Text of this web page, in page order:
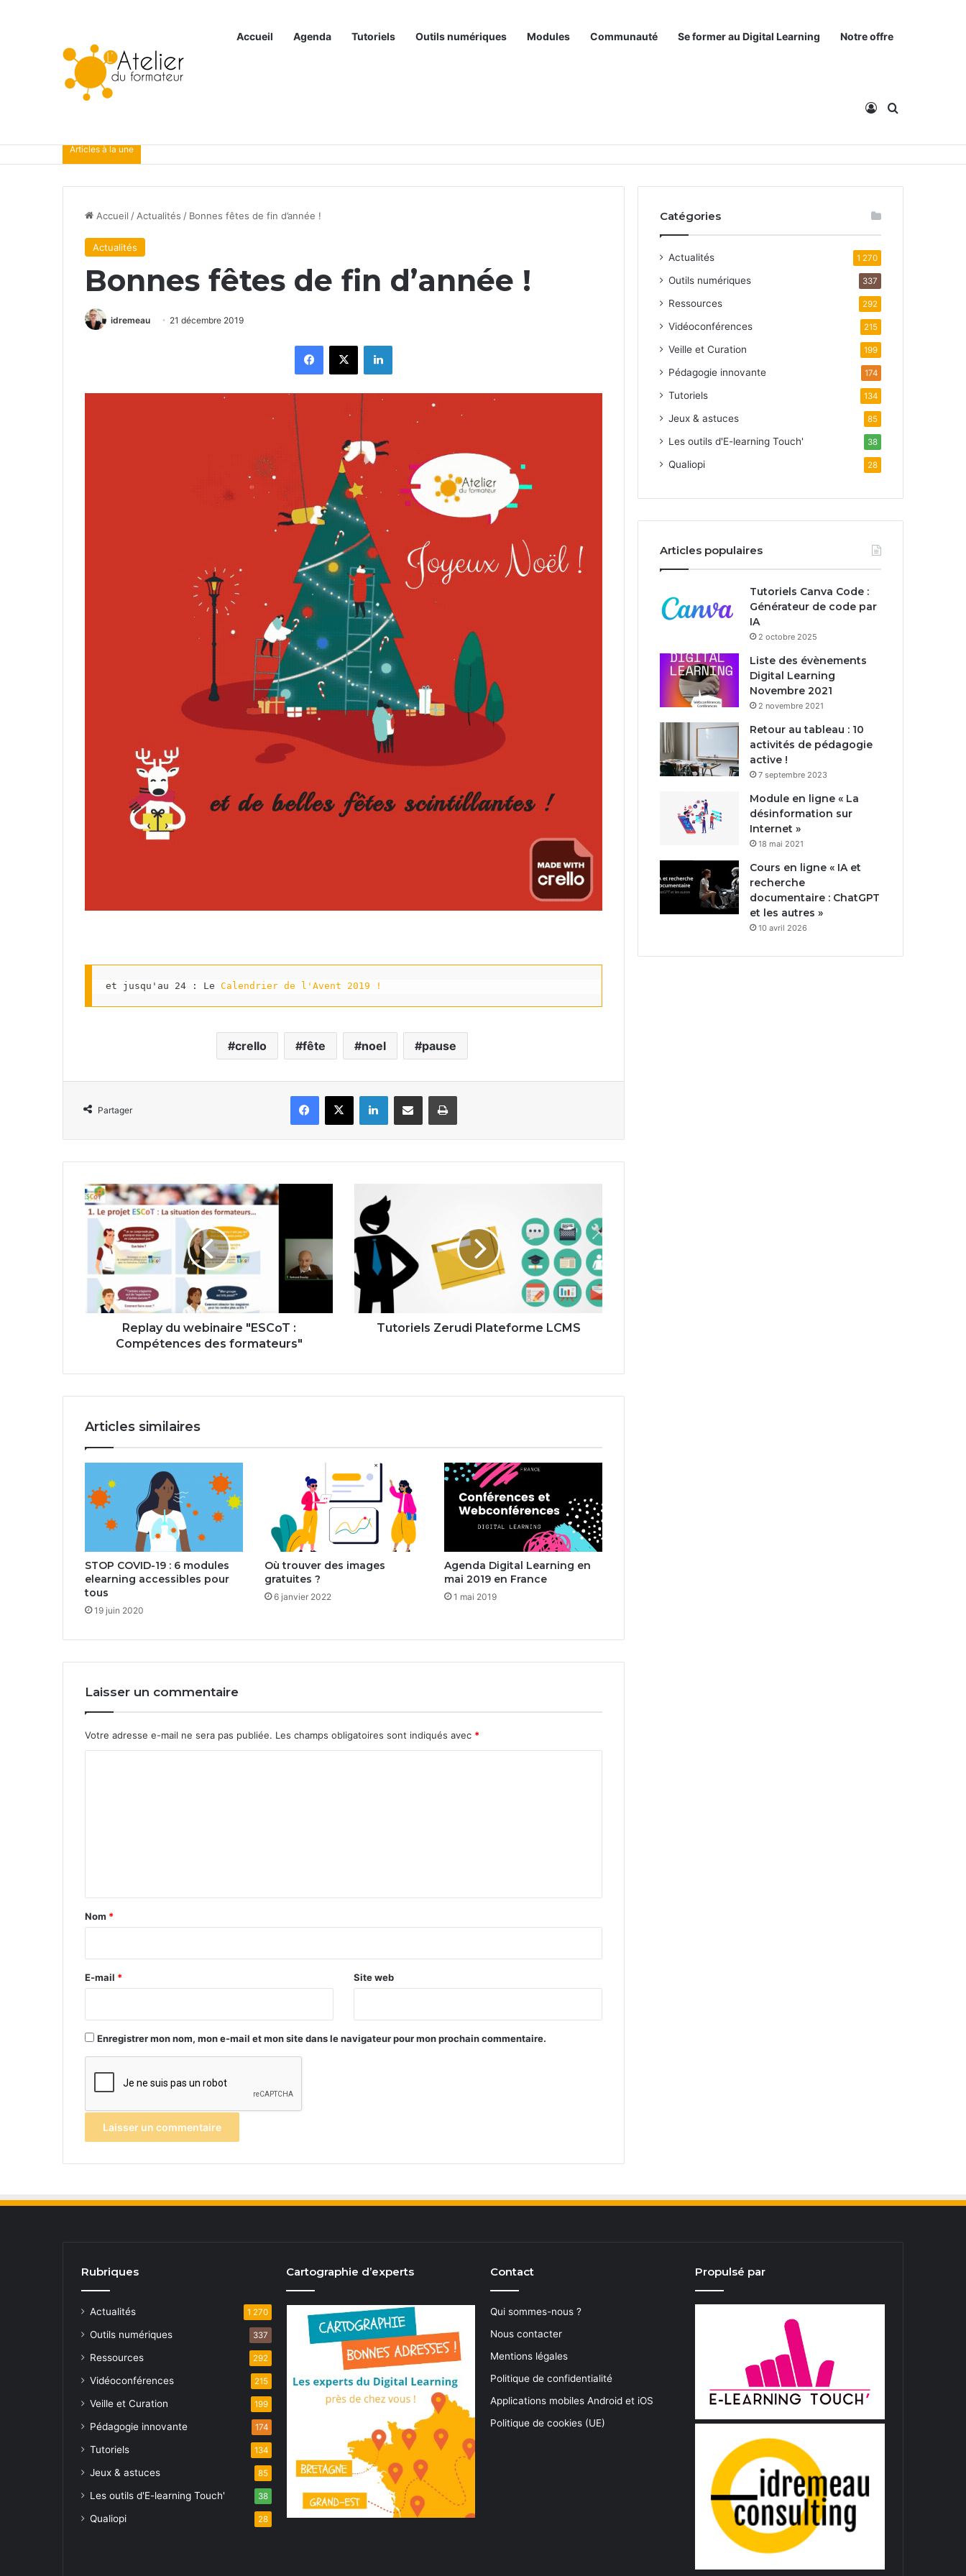
Accueil Agenda Tutoriels Outils numériques Modules Communauté Se former au Digital Learning Notre offre
Connexion
Rechercher
Articles à la une
Accueil / Actualités / Bonnes fêtes de fin d’année !
Actualités
Bonnes fêtes de fin d’année !
idremeau 21 décembre 2019
Facebook
X Linkedin
et jusqu'au 24 : Le Calendrier de l'Avent 2019 !
crello fête noel pause
Partager
Facebook
X LinkedinPartager par email Imprimer
Replay
du
webinaire
"ESCoT
Compétences
des
formateurs"
Replay du webinaire "ESCoT :
Compétences des formateurs"
Zerudi
Plateforme
LCMS
Tutoriels Zerudi Plateforme LCMS
Articles similaires
STOP COVID-19 : 6 modules
elearning accessibles pour
tous
19 juin 2020
Où trouver des images
gratuites ?
6 janvier 2022
Agenda Digital Learning en
mai 2019 en France
1 mai 2019
Laisser un commentaire
Votre adresse e-mail ne sera pas publiée. Les champs obligatoires sont indiqués avec *
a
e
Nom *
E-mail * Site web
Enregistrer mon nom, mon e-mail et mon site dans le navigateur pour mon prochain commentaire.
Catégories
Actualités 1 270
Outils numériques 337
Ressources 292
Vidéoconférences 215
Veille et Curation 199
Pédagogie innovante 174
Tutoriels 134
Jeux & astuces 85
Les outils d'E-learning Touch' 38
Qualiopi 28
Articles populaires
Tutoriels Canva Code :
Générateur de code par
IA
2 octobre 2025
Liste des évènements
Digital Learning
Novembre 2021
2 novembre 2021
Retour au tableau : 10
activités de pédagogie
active !
7 septembre 2023
Module en ligne « La
désinformation sur
Internet »
18 mai 2021
Cours en ligne « IA et
recherche
documentaire : ChatGPT
et les autres »
10 avril 2026
Rubriques
Actualités 1 270
Outils numériques 337
Ressources 292
Vidéoconférences 215
Veille et Curation 199
Pédagogie innovante 174
Tutoriels 134
Jeux & astuces 85
Les outils d'E-learning Touch' 38
Qualiopi 28
Cartographie d’experts Contact
Qui sommes-nous ?
Nous contacter
Mentions légales
Politique de confidentialité
Applications mobiles Android et iOS
Politique de cookies (UE)
Propulsé par